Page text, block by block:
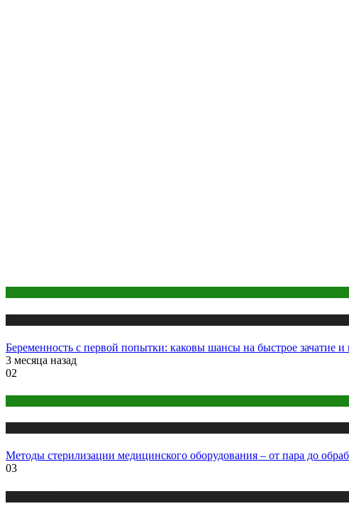
Беременность с первой попытки: каковы шансы на быстрое зачатие
3 месяца назад
02
Методы стерилизации медицинского оборудования – от пара до
03